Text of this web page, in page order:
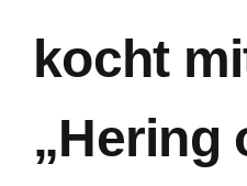
kocht
„Hering